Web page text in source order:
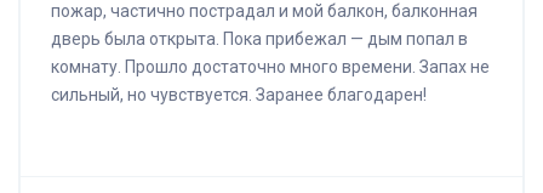
пожар, частично пострадал и мой балкон, балконная
дверь была открыта. Пока прибежал — дым попал в
комнату. Прошло достаточно много времени. Запах не
сильный, но чувствуется. Заранее благодарен!